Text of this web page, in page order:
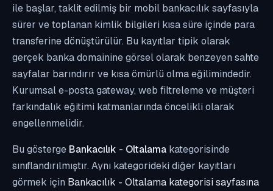
ile başlar, taklit edilmiş bir mobil bankacılık sayfasıyla
sürer ve toplanan kimlik bilgileri kısa süre içinde para
transferine dönüştürülür. Bu kayıtlar tipik olarak
gerçek banka domainine görsel olarak benzeyen sahte
sayfalar barındırır ve kısa ömürlü olma eğilimindedir.
Kurumsal e-posta gateway, web filtreleme ve müşteri
farkındalık eğitimi katmanlarında öncelikli olarak
engellenmelidir.
Bu gösterge Bankacılık - Oltalama kategorisinde
sınıflandırılmıştır. Aynı kategorideki diğer kayıtları
görmek için Bankacılık - Oltalama kategorisi sayfasına